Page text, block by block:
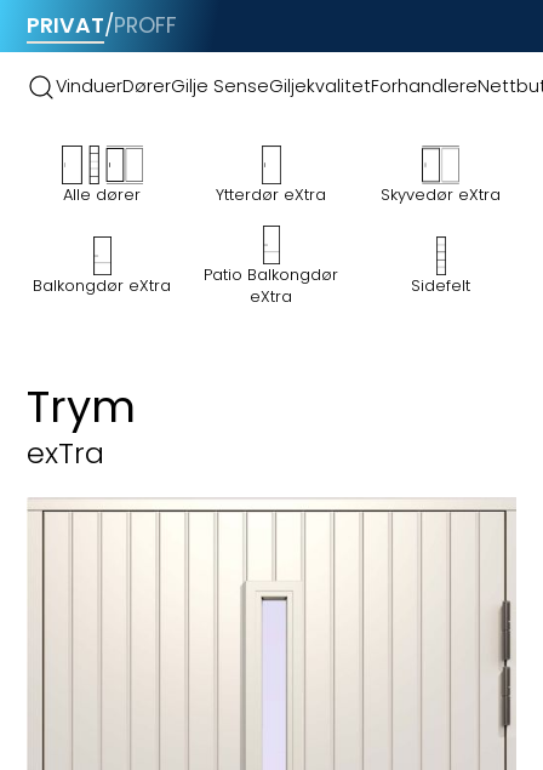
PRIVAT/PROFF
VinduerDørerGilje SenseGiljekvalitetForhandlere
Alle dører Ytterdør eXtra Skyvedør eXtra
Balkongdør eXtra
Patio Balkongdør
eXtra
Sidefelt
Trym
exTra